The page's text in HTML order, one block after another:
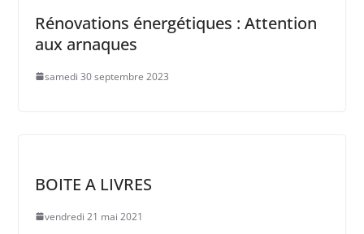
Rénovations énergétiques : Attention
aux arnaques
samedi 30 septembre 2023
BOITE A LIVRES
vendredi 21 mai 2021